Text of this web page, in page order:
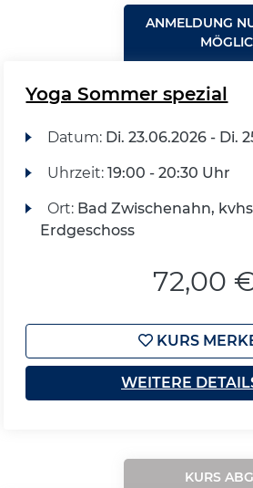
ANMELDUNG
Yoga Sommer spezial
Datum: Di. 23.06.2026 - Di.
Uhrzeit: 19:00 - 20:30 Uhr
Ort: Bad Zwischenahn,
Erdgeschoss
72,00
KURS
WEITERE
KURS